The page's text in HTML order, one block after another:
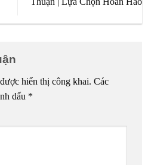
hiển thị công khai. Các
dấu *